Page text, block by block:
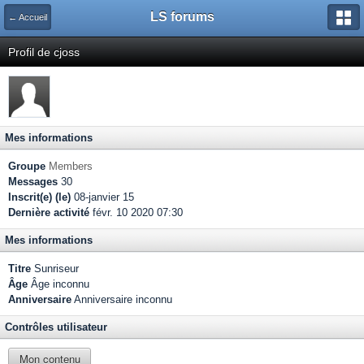
← Accueil LS forums
Profil de cjoss
Mes informations
Groupe Members
Messages 30
Inscrit(e) (le) 08-janvier 15
Dernière activité févr. 10 2020 07:30
Mes informations
Titre Sunriseur
Âge Âge inconnu
Anniversaire Anniversaire inconnu
Contrôles utilisateur
Mon contenu